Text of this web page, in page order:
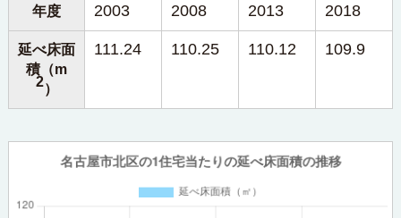
年度 2003 2008 2013 2018
延べ床面
積（m
2）
111.24 110.25 110.12 109.9